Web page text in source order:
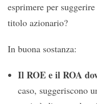
esprimere per
titolo azionario?
In buona sostanza:
Il ROE e il ROA
caso, suggeriscono